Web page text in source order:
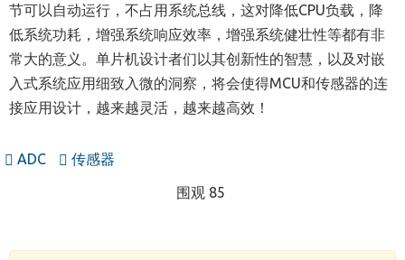
节可以自动运行，不占用系统总线，这对降低CPU负载，降
低系统功耗，增强系统响应效率，增强系统健壮性等都有非
常大的意义。 单片机设计者们以其创新性的智慧，以及对嵌
入式系统应用细致入微的洞察，将会使得MCU和传感器的连
接应用设计，越来越灵活，越来越高效！
ADC 传感器
围观 85